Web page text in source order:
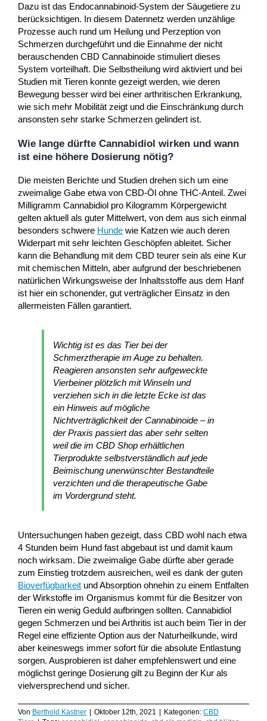
Dazu ist das Endocannabinoid-System der Säugetiere zu
berücksichtigen. In diesem Datennetz werden unzählige
Prozesse auch rund um Heilung und Perzeption von
Schmerzen durchgeführt und die Einnahme der nicht
berauschenden CBD Cannabinoide stimuliert dieses
System vorteilhaft. Die Selbstheilung wird aktiviert und bei
Studien mit Tieren konnte gezeigt werden, wie deren
Bewegung besser wird bei einer arthritischen Erkrankung,
wie sich mehr Mobilität zeigt und die Einschränkung durch
ansonsten sehr starke Schmerzen gelindert ist.
Wie lange dürfte Cannabidiol wirken und wann
ist eine höhere Dosierung nötig?
Die meisten Berichte und Studien drehen sich um eine
zweimalige Gabe etwa von CBD-Öl ohne THC-Anteil. Zwei
Milligramm Cannabidiol pro Kilogramm Körpergewicht
gelten aktuell als guter Mittelwert, von dem aus sich einmal
besonders schwere Hunde wie Katzen wie auch deren
Widerpart mit sehr leichten Geschöpfen ableitet. Sicher
kann die Behandlung mit dem CBD teurer sein als eine Kur
mit chemischen Mitteln, aber aufgrund der beschriebenen
natürlichen Wirkungsweise der Inhaltsstoffe aus dem Hanf
ist hier ein schonender, gut verträglicher Einsatz in den
allermeisten Fällen garantiert.
Wichtig ist es das Tier bei der
Schmerztherapie im Auge zu behalten.
Reagieren ansonsten sehr aufgeweckte
Vierbeiner plötzlich mit Winseln und
verziehen sich in die letzte Ecke ist das
ein Hinweis auf mögliche
Nichtverträglichkeit der Cannabinoide – in
der Praxis passiert das aber sehr selten
weil die im CBD Shop erhältlichen
Tierprodukte selbstverständlich auf jede
Beimischung unerwünschter Bestandteile
verzichten und die therapeutische Gabe
im Vordergrund steht.
Untersuchungen haben gezeigt, dass CBD wohl nach etwa
4 Stunden beim Hund fast abgebaut ist und damit kaum
noch wirksam. Die zweimalige Gabe dürfte aber gerade
zum Einstieg trotzdem ausreichen, weil es dank der guten
Bioverfügbarkeit und Absorption ohnehin zu einem Entfalten
der Wirkstoffe im Organismus kommt für die Besitzer von
Tieren ein wenig Geduld aufbringen sollten. Cannabidiol
gegen Schmerzen und bei Arthritis ist auch beim Tier in der
Regel eine effiziente Option aus der Naturheilkunde, wird
aber keineswegs immer sofort für die absolute Entlastung
sorgen. Ausprobieren ist daher empfehlenswert und eine
möglichst geringe Dosierung gilt zu Beginn der Kur als
vielversprechend und sicher.
Von Berthold Kastner | Oktober 12th, 2021 | Kategorien: CBD